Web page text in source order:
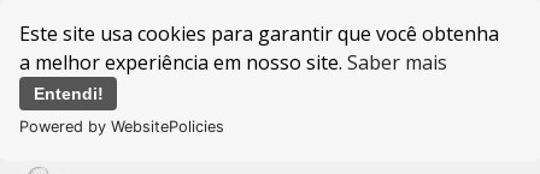
Este site usa cookies para garantir que você obtenha
a melhor experiência em nosso site. Saber mais
Entendi!
Powered by WebsitePolicies